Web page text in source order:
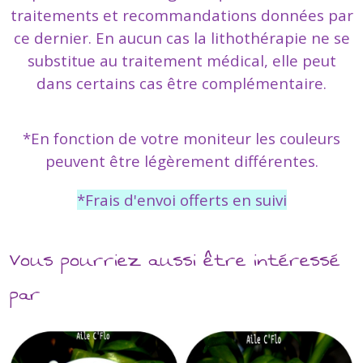
traitements et recommandations données par
ce dernier. En aucun cas la lithothérapie ne se
substitue au traitement médical, elle peut
dans certains cas être complémentaire.
*En fonction de votre moniteur les couleurs
peuvent être légèrement différentes.
*Frais d'envoi offerts en suivi
Vous pourriez aussi être intéressé
par